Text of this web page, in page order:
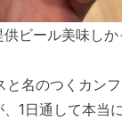
ビール美味しか
と名のつくカン
1日通して本当